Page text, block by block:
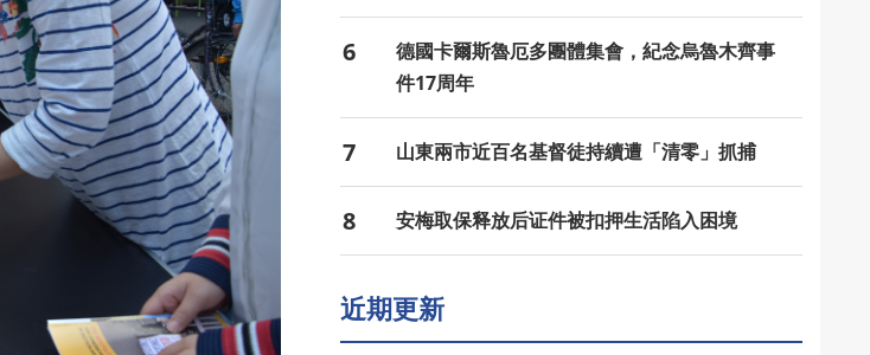
6
德國卡爾斯魯厄多團體集會，紀念烏魯木齊事
件17周年
7 山東兩市近百名基督徒持續遭「清零」抓捕
8 安梅取保释放后证件被扣押生活陷入困境
近期更新